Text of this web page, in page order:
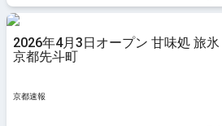
2026年4月3日オープン 甘味処 旅氷
京都先斗町
京都速報